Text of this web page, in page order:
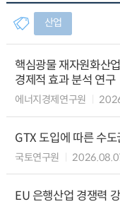
산업
핵심광물 재자원화산
경제적 효과 분석 연구
에너지경제연구원
GTX 도입에 따른 수
국토연구원
EU 은행산업 경쟁력